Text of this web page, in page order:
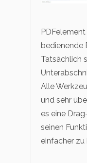
bedienende
Tatsächlich
Alle
und sehr
es eine
seinen
einfacher zu